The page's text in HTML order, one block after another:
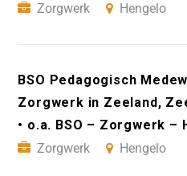
Zorgwerk
Hengelo
BSO Pedagogisch
Zorgwerk in Zeeland,
• o.a. BSO – Zorgwerk –
Zorgwerk
Hengelo